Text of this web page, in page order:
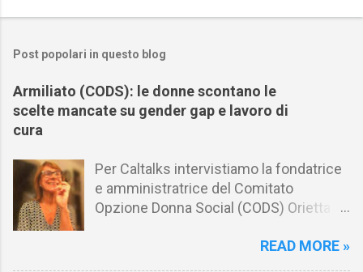
Post popolari in questo blog
Armiliato (CODS): le donne scontano le
scelte mancate su gender gap e lavoro di
cura
Per Caltalks intervistiamo la fondatrice
e amministratrice del Comitato
Opzione Donna Social (CODS) Orietta
mondo del lavoro e al riconoscimento
READ MORE »